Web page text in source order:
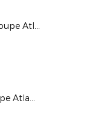
Les vainqueurs de la Coupe Atlantique Féminine à l'honneur à Machecoul
Dernière finale de Coupe Atlantique Féminine :